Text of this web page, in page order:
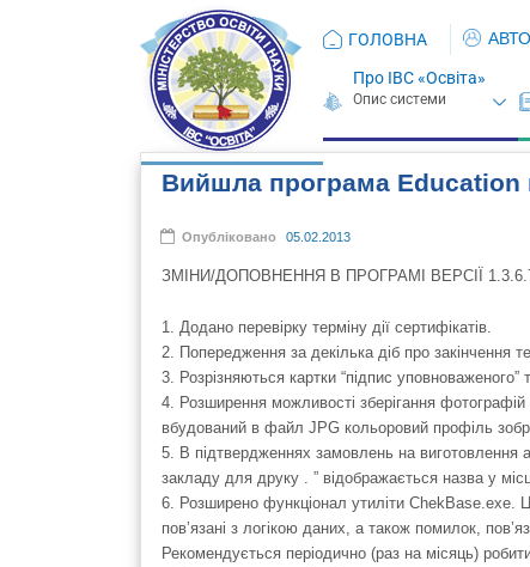
ГОЛОВНА
Про ІВС «Освіта»
Вийшла програма Education
Опубліковано 05.02.2013
ЗМІНИ/ДОПОВНЕННЯ В ПРОГРАМІ ВЕРСІЇ
1. Додано перевірку терміну дії сертифікатів.
2. Попередження за декілька діб про закінчення
3. Розрізняються картки “підпис уповноваженого”
4. Розширення можливості зберігання
вбудований в файл JPG кольоровий профіль
5. В підтвердженнях замовлень на виготовлення
закладу для друку . ” відображається назва у
6. Розширено функціонал утиліти ChekBase.exe.
пов’язані з логікою даних, а також помилок,
Рекомендується періодично (раз на місяць)